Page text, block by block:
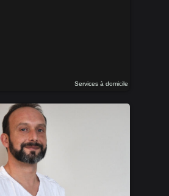
Services à domicile